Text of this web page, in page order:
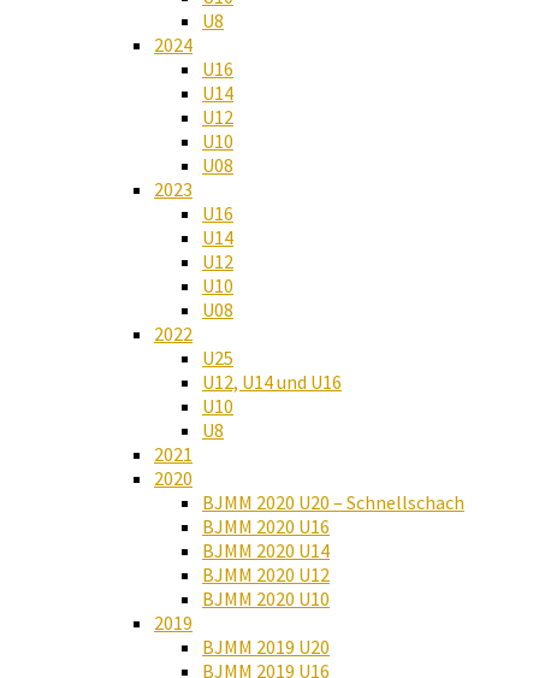
U8
2024
U16
U14
U12
U10
U08
2023
U16
U14
U12
U10
U08
2022
U25
U12, U14 und U16
U10
U8
2021
2020
BJMM 2020 U20 – Schnellschach
BJMM 2020 U16
BJMM 2020 U14
BJMM 2020 U12
BJMM 2020 U10
2019
BJMM 2019 U20
BJMM 2019 U16